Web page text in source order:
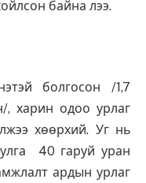
байна лээ.
болгосон /1,7
, харин одоо урлаг
хөөрхий. Уг нь
40 гаруй уран
ардын урлаг